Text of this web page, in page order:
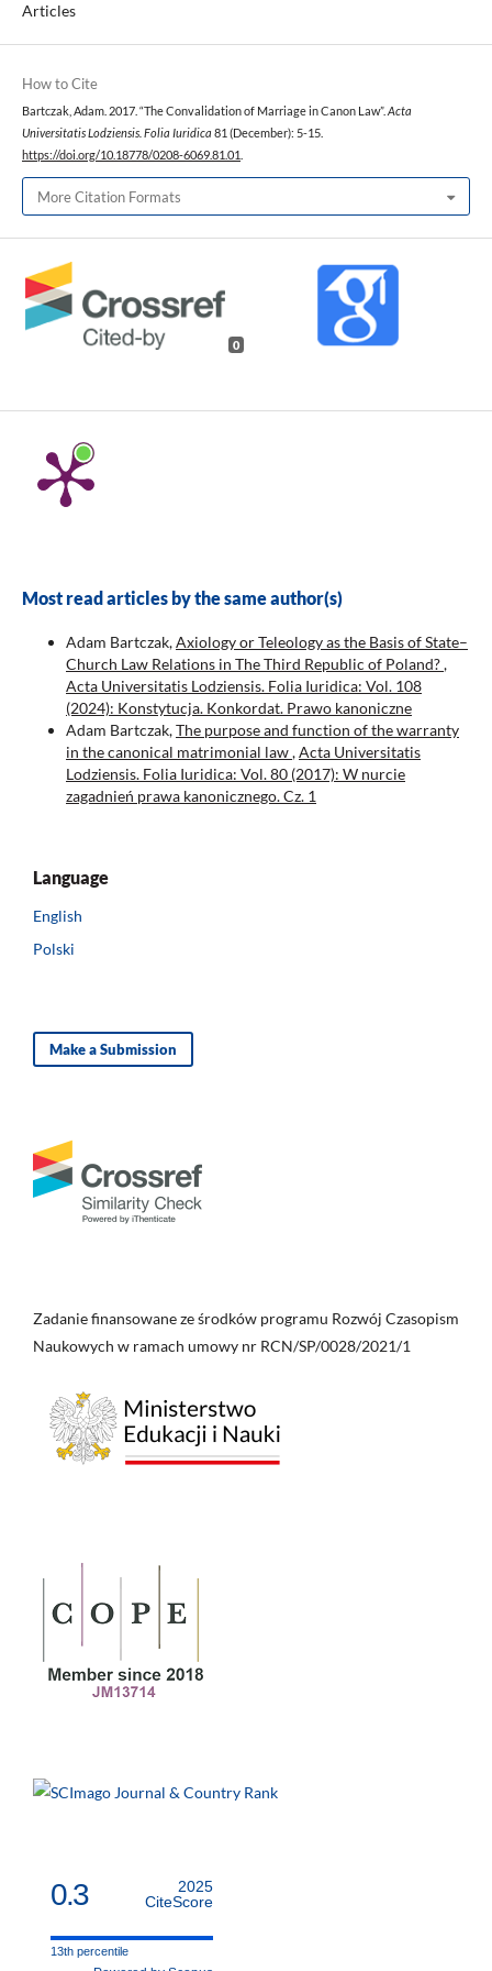
Articles
How to Cite
Bartczak, Adam. 2017. “The Convalidation of Marriage in Canon Law”. Acta
Universitatis Lodziensis. Folia Iuridica 81 (December): 5-15.
https://doi.org/10.18778/0208-6069.81.01
More Citation Formats
0
Most read articles by the same author(s)
Adam Bartczak,Axiology or Teleology as the Basis of State–
Church Law Relations in The Third Republic of Poland?,
Acta Universitatis Lodziensis. Folia Iuridica: Vol. 108
(2024): Konstytucja. Konkordat. Prawo kanoniczne
Adam Bartczak,The purpose and function of the warranty
in the canonical matrimonial law,Acta Universitatis
Lodziensis. Folia Iuridica: Vol. 80 (2017): W nurcie
zagadnień prawa kanonicznego. Cz. 1
Language
English
Polski
Make a Submission
Zadanie finansowane ze środków programu Rozwój Czasopism
Naukowych w ramach umowy nr RCN/SP/0028/2021/1
0.3
2025
CiteScore
13th percentile